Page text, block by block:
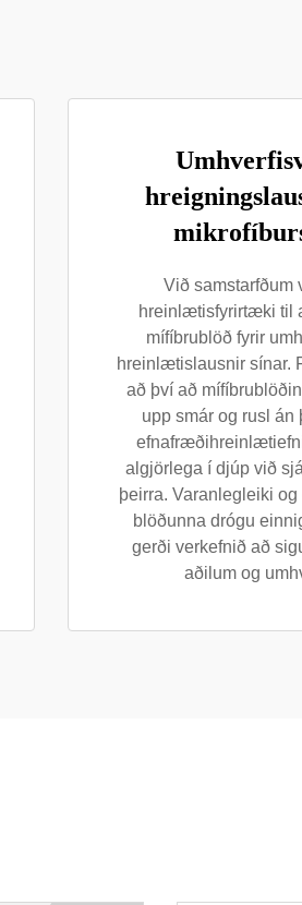
Við samstarfðum
hreinlætisfyrirtæki til
mífíbrublöð fyrir
hreinlætislausnir sínar.
að því að
upp smár og rusl án
algjörlega í djúp við
þeirra. Varanlegleiki
blöðunna drógu
gerði verkefnið að
aðilum og